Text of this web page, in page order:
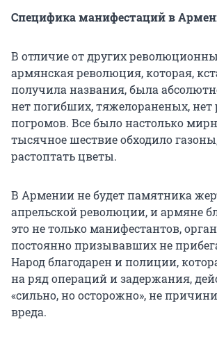
Специфика манифестаций в
В отличие от других
армянская революция, которая,
получила названия, была
нет погибших, тяжелораненых, нет
погромов. Все было настолько
тысячное шествие обходило
растоптать цветы.
В Армении не будет памятника
апрельской революции, и армяне
это не только манифестантов,
постоянно призывавших не
Народ благодарен и полиции,
на ряд операций и задержания,
«сильно, но осторожно», не
вреда.